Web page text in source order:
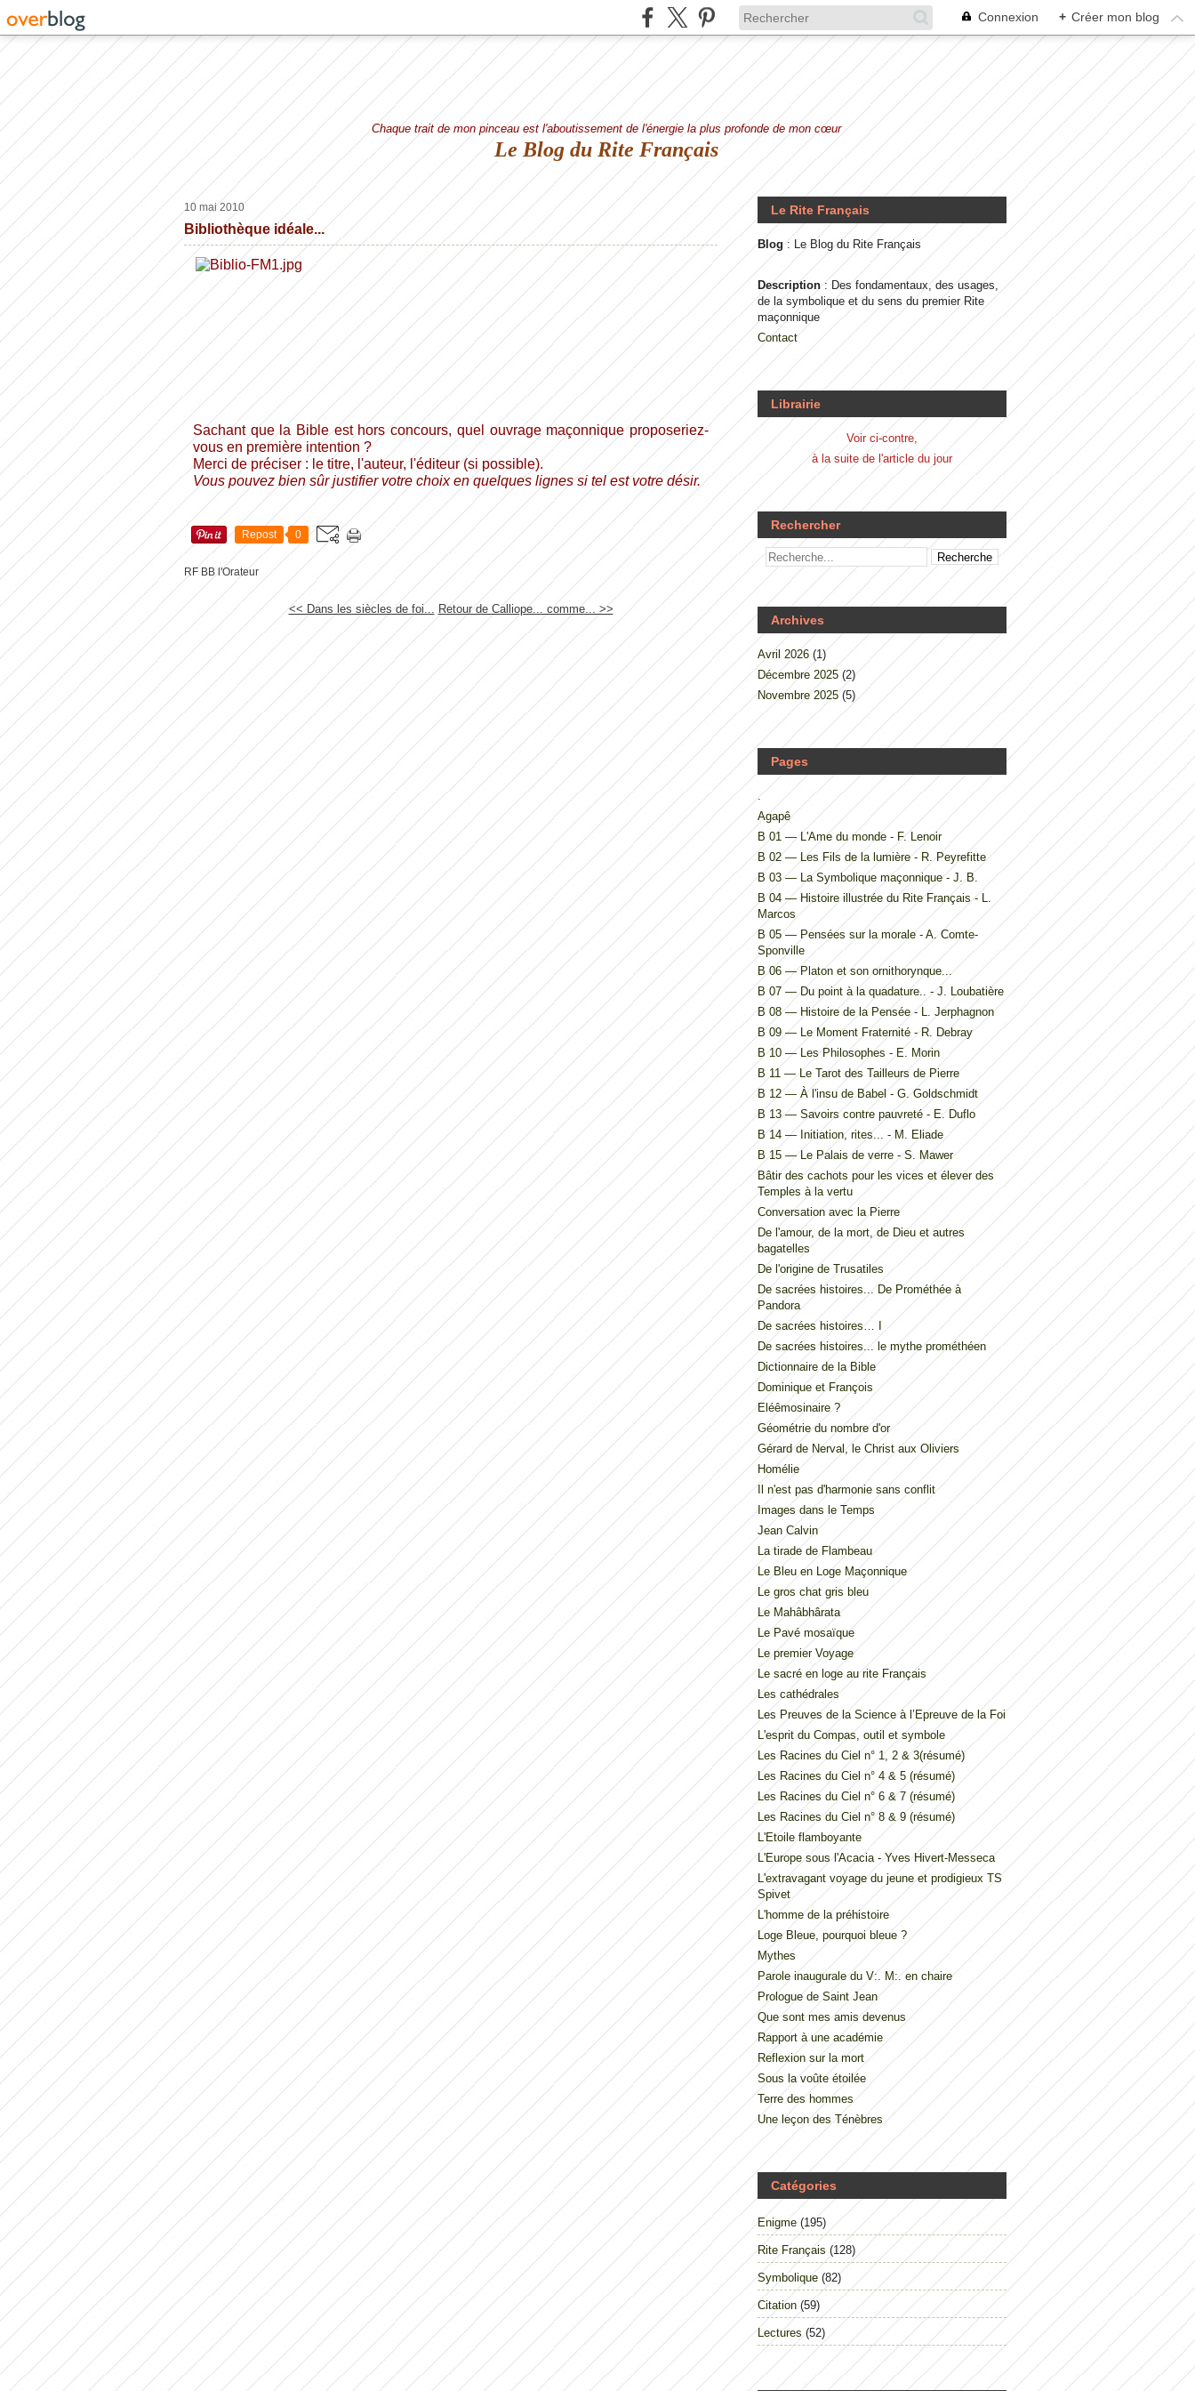
Connexion + Créer mon blog
Chaque trait de mon pinceau est l'aboutissement de l'énergie la plus profonde de mon cœur
Le Blog du Rite Français
10 mai 2010
Bibliothèque idéale...
Sachant que la Bible est hors concours, quel ouvrage maçonnique proposeriez-
vous en première intention ?
Merci de préciser : le titre, l'auteur, l'éditeur (si possible).
Vous pouvez bien sûr justifier votre choix en quelques lignes si tel est votre désir.
Repost 0
RF BB l'Orateur
<< Dans les siècles de foi... Retour de Calliope... comme... >>
Le Rite Français
Blog : Le Blog du Rite Français
Description : Des fondamentaux, des usages,
de la symbolique et du sens du premier Rite
maçonnique
Contact
Librairie
Voir ci-contre,
à la suite de l'article du jour
Rechercher
Archives
Avril 2026 (1)
Décembre 2025 (2)
Novembre 2025 (5)
Pages
.
Agapê
B 01 — L'Ame du monde - F. Lenoir
B 02 — Les Fils de la lumière - R. Peyrefitte
B 03 — La Symbolique maçonnique - J. B.
B 04 — Histoire illustrée du Rite Français - L.
Marcos
B 05 — Pensées sur la morale - A. Comte-
Sponville
B 06 — Platon et son ornithorynque...
B 07 — Du point à la quadature.. - J. Loubatière
B 08 — Histoire de la Pensée - L. Jerphagnon
B 09 — Le Moment Fraternité - R. Debray
B 10 — Les Philosophes - E. Morin
B 11 — Le Tarot des Tailleurs de Pierre
B 12 — À l'insu de Babel - G. Goldschmidt
B 13 — Savoirs contre pauvreté - E. Duflo
B 14 — Initiation, rites... - M. Eliade
B 15 — Le Palais de verre - S. Mawer
Bâtir des cachots pour les vices et élever des
Temples à la vertu
Conversation avec la Pierre
De l'amour, de la mort, de Dieu et autres
bagatelles
De l'origine de Trusatiles
De sacrées histoires... De Prométhée à
Pandora
De sacrées histoires… I
De sacrées histoires... le mythe prométhéen
Dictionnaire de la Bible
Dominique et François
Eléêmosinaire ?
Géométrie du nombre d'or
Gérard de Nerval, le Christ aux Oliviers
Homélie
Il n'est pas d'harmonie sans conflit
Images dans le Temps
Jean Calvin
La tirade de Flambeau
Le Bleu en Loge Maçonnique
Le gros chat gris bleu
Le Mahâbhârata
Le Pavé mosaïque
Le premier Voyage
Le sacré en loge au rite Français
Les cathédrales
Les Preuves de la Science à l’Epreuve de la Foi
L'esprit du Compas, outil et symbole
Les Racines du Ciel n° 1, 2 & 3(résumé)
Les Racines du Ciel n° 4 & 5 (résumé)
Les Racines du Ciel n° 6 & 7 (résumé)
Les Racines du Ciel n° 8 & 9 (résumé)
L'Etoile flamboyante
L'Europe sous l'Acacia - Yves Hivert-Messeca
L'extravagant voyage du jeune et prodigieux TS
Spivet
L'homme de la préhistoire
Loge Bleue, pourquoi bleue ?
Mythes
Parole inaugurale du V:. M:. en chaire
Prologue de Saint Jean
Que sont mes amis devenus
Rapport à une académie
Reflexion sur la mort
Sous la voûte étoilée
Terre des hommes
Une leçon des Ténèbres
Catégories
Enigme (195)
Rite Français (128)
Symbolique (82)
Citation (59)
Lectures (52)